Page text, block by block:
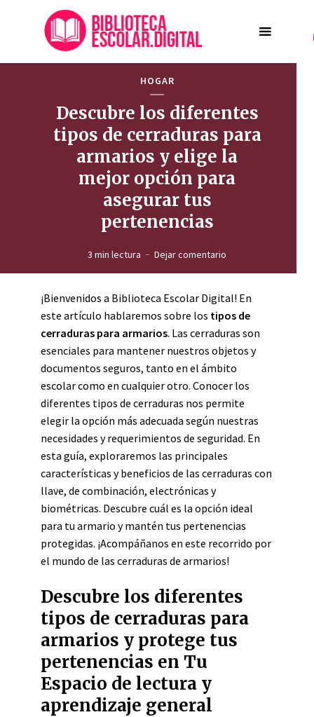
HOGAR
Descubre los diferentes
tipos de cerraduras para
armarios y elige la
mejor opción para
asegurar tus
pertenencias
3 min lectura Dejar comentario
¡Bienvenidos a Biblioteca Escolar Digital! En
este artículo hablaremos sobre los tipos de
cerraduras para armarios. Las cerraduras son
esenciales para mantener nuestros objetos y
documentos seguros, tanto en el ámbito
escolar como en cualquier otro. Conocer los
diferentes tipos de cerraduras nos permite
elegir la opción más adecuada según nuestras
necesidades y requerimientos de seguridad. En
esta guía, exploraremos las principales
características y beneficios de las cerraduras con
llave, de combinación, electrónicas y
biométricas. Descubre cuál es la opción ideal
para tu armario y mantén tus pertenencias
protegidas. ¡Acompáñanos en este recorrido por
el mundo de las cerraduras de armarios!
Descubre los diferentes
tipos de cerraduras para
armarios y protege tus
pertenencias en Tu
Espacio de lectura y
aprendizaje general